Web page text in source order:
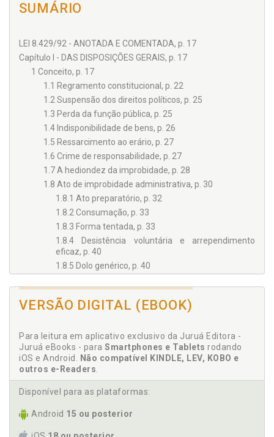
SUMÁRIO
LEI 8.429/92 - ANOTADA E COMENTADA, p. 17
Capítulo I - DAS DISPOSIÇÕES GERAIS, p. 17
1 Conceito, p. 17
1.1 Regramento constitucional, p. 22
1.2 Suspensão dos direitos políticos, p. 25
1.3 Perda da função pública, p. 25
1.4 Indisponibilidade de bens, p. 26
1.5 Ressarcimento ao erário, p. 27
1.6 Crime de responsabilidade, p. 27
1.7 A hediondez da improbidade, p. 28
1.8 Ato de improbidade administrativa, p. 30
1.8.1 Ato preparatório, p. 32
1.8.2 Consumação, p. 33
1.8.3 Forma tentada, p. 33
1.8.4 Desistência voluntária e arrependimento
eficaz, p. 40
1.8.5 Dolo genérico, p. 40
2 Lei de Improbidade Administrativa, p. 50
Art. 1º, p. 50
2.2 Sujeitos ativos, p. 56
Art. 2º, p. 56
2.2.1 Agentes públicos, p. 58
2.2.2 Agentes políticos, p. 58
2.2.4 Função honorífica, p. 60
2.2.5 Agentes delegados, p. 60
VERSÃO DIGITAL (EBOOK)
Para leitura em aplicativo exclusivo da Juruá Editora -
Juruá eBooks - para Smartphones e Tablets rodando
iOS e Android. Não compatível KINDLE, LEV, KOBO e
outros e-Readers.
Disponível para as plataformas:
Android 15 ou posterior